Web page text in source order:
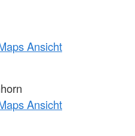
Ansicht
Ansicht